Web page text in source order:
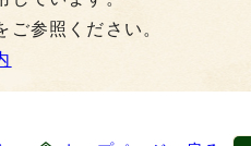
参照ください。